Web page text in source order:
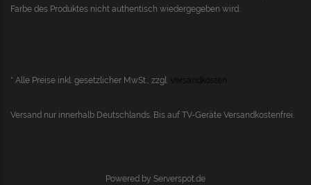
Farbe des Produktes nicht authentisch wiedergegeben wird.
* Alle Preise inkl. gesetzlicher MwSt., zzgl. Versandkosten
Versand nur innerhalb Deutschlands. Bis auf TV-Geräte Versandkostenfrei.
Powered by Serverspot.de